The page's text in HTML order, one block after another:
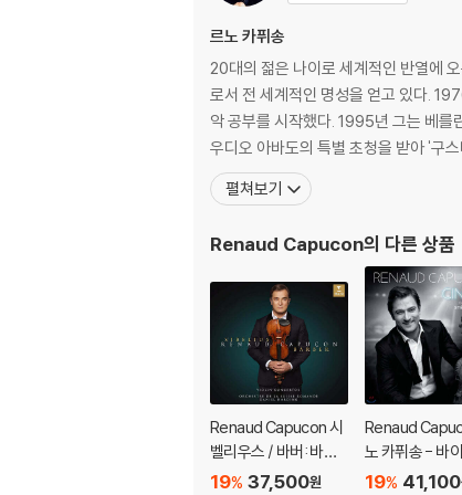
르노 카퓌송
20대의 젊은 나이로 세계적인 반열에
로서 전 세계적인 명성을 얻고 있다.
악 공부를 시작했다. 1995년 그는 베
우디오 아바도의 특별 초청을 받아 '구
펼쳐보기
Renaud Capucon의 다른 상품
Renaud Capucon 시
벨리우스 / 바버: 바이
올린 협주곡 (Sibelius
37,500원
19%
Renaud
노 카퓌송 - 바
으로 연주한 영
41,100
19%